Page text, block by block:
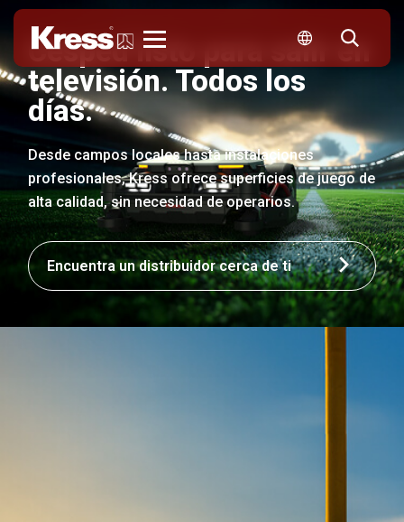
Césped listo para salir en
televisión. Todos los
días.
Desde campos locales hasta instalaciones
profesionales, Kress ofrece superficies de juego de
alta calidad, sin necesidad de operarios.
Encuentra un distribuidor cerca de ti